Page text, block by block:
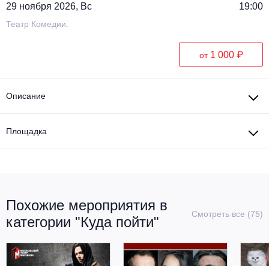
29 ноября 2026, Вс 19:00
Театр Комедии.
от 1 000 ₽
Описание
Площадка
Похожие мероприятия в
категории "Куда пойти"
Смотреть все (75)